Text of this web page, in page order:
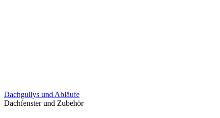
Dachgullys und Abläufe
Dachfenster und Zubehör